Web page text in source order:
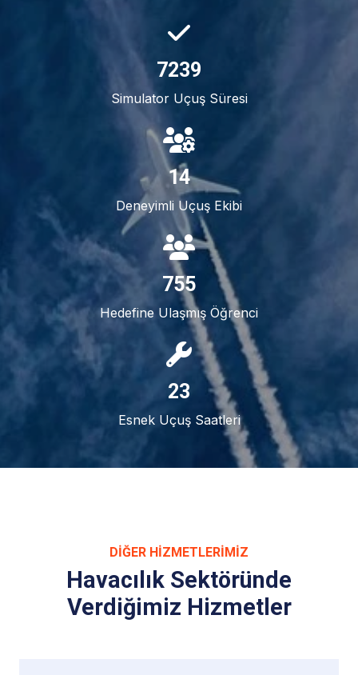
7387
Simulator Uçuş Süresi
14
Deneyimli Uçuş Ekibi
782
Hedefine Ulaşmış Öğrenci
24
Esnek Uçuş Saatleri
DIĞER HIZMETLERIMIZ
Havacılık Sektöründe
Verdiğimiz Hizmetler